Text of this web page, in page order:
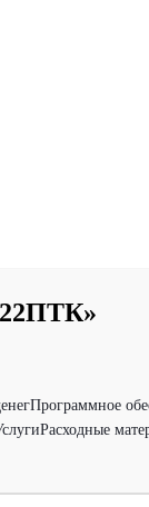
Программное
Расходные